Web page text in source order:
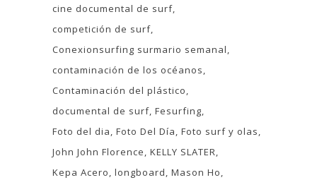
cine documental de surf
competición de surf
Conexionsurfing surmario semanal
contaminación de los océanos
Contaminación del plástico
documental de surf Fesurfing
Foto del dia Foto Del Día Foto surf y olas
John John Florence KELLY SLATER
Kepa Acero longboard Mason Ho